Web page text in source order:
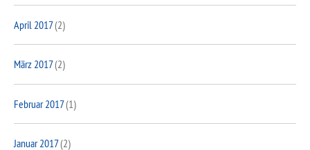
April 2017(2)
März 2017(2)
Februar 2017(1)
Januar 2017(2)